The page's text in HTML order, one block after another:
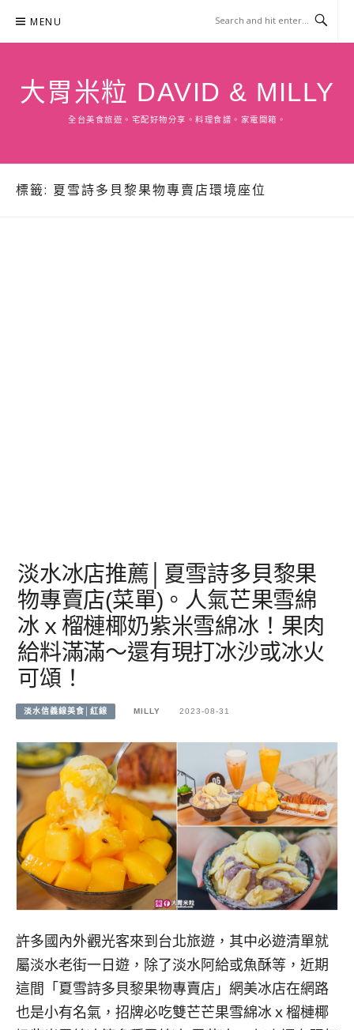
content
MENU
大胃米粒 DAVID & MILLY
全台美食旅遊。宅配好物分享。料理食譜。家電開箱。
標籤: 夏雪詩多貝黎果物專賣店環境座位
淡水冰店推薦│夏雪詩多貝黎果
物專賣店(菜單)。人氣芒果雪綿
冰ｘ榴槤椰奶紫米雪綿冰！果肉
給料滿滿～還有現打冰沙或冰火
可頌！
淡水信義線美食│紅線 MILLY 2023-08-31
許多國內外觀光客來到台北旅遊，其中必遊清單就
屬淡水老街一日遊，除了淡水阿給或魚酥等，近期
這間「夏雪詩多貝黎果物專賣店」網美冰店在網路
也是小有名氣，招牌必吃雙芒芒果雪綿冰ｘ榴槤椰